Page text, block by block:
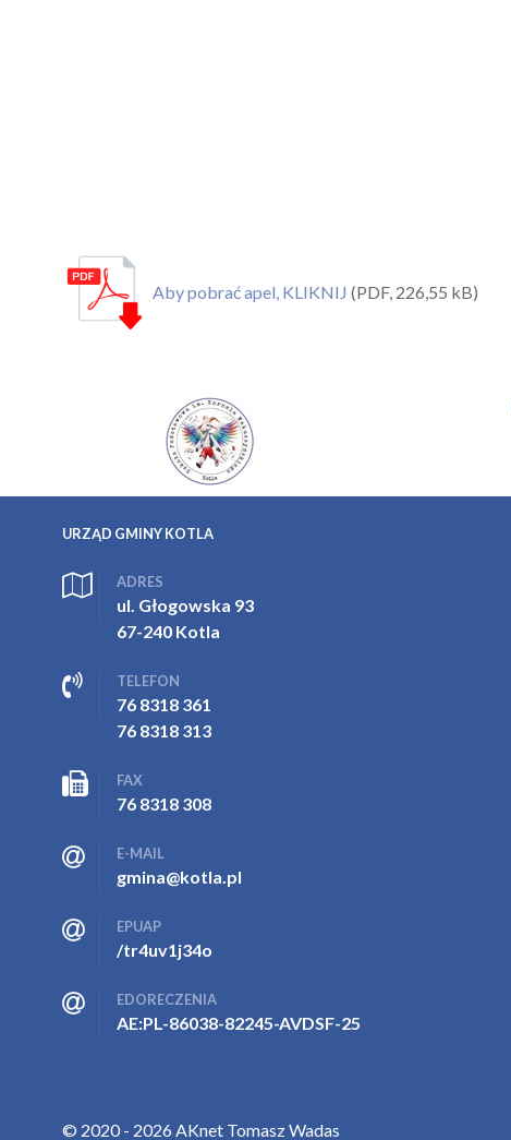
Aby pobrać apel, KLIKNIJ (PDF, 226,55 kB)
URZĄD GMINY KOTLA
ADRES
ul. Głogowska 93
67-240 Kotla
TELEFON
76 8318 361
76 8318 313
FAX
76 8318 308
E-MAIL
gmina@kotla.pl
EPUAP
/tr4uv1j34o
EDORECZENIA
AE:PL-86038-82245-AVDSF-25
© 2020 - 2026 AKnet Tomasz Wadas